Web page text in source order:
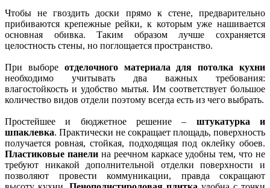
Чтобы не гвоздить доски прямо к стене, предварительно
прибиваются крепежные рейки, к которым уже нашивается
основная обивка. Таким образом лучше сохраняется
целостность стены, но поглощается пространство.
При выборе отделочного материала для потолка кухни
необходимо учитывать два важных требования:
влагостойкость и удобство мытья. Им соответствует большое
количество видов отдели поэтому всегда есть из чего выбрать.
Простейшее и бюджетное решение – штукатурка и
шпаклевка. Практически не сокращает площадь, поверхность
получается ровная, стойкая, подходящая под оклейку обоев.
Пластиковые панелина реечном каркасе удобны тем, что не
требуют никакой дополнительной отделки поверхности и
позволяют провести коммуникации, правда сокращают